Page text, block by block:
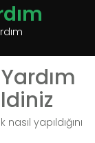
yapıldığını